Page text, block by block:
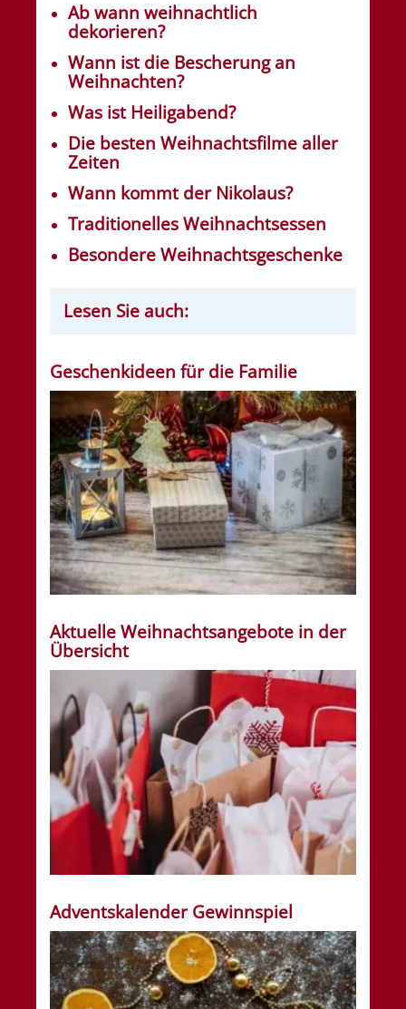
Ab wann weihnachtlich
dekorieren?
Wann ist die Bescherung an
Weihnachten?
Was ist Heiligabend?
Die besten Weihnachtsfilme aller
Zeiten
Wann kommt der Nikolaus?
Traditionelles Weihnachtsessen
Besondere Weihnachtsgeschenke
Lesen Sie auch:
Geschenkideen für die Familie
Aktuelle Weihnachtsangebote in der
Übersicht
Adventskalender Gewinnspiel